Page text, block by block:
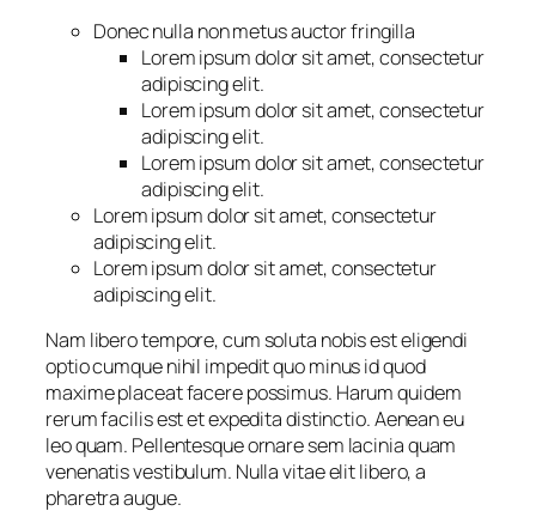
Donec nulla non metus auctor fringilla
Lorem ipsum dolor sit amet, consectetur
adipiscing elit.
Lorem ipsum dolor sit amet, consectetur
adipiscing elit.
Lorem ipsum dolor sit amet, consectetur
adipiscing elit.
Lorem ipsum dolor sit amet, consectetur
adipiscing elit.
Lorem ipsum dolor sit amet, consectetur
adipiscing elit.
Nam libero tempore, cum soluta nobis est eligendi
optio cumque nihil impedit quo minus id quod
maxime placeat facere possimus. Harum quidem
rerum facilis est et expedita distinctio. Aenean eu
leo quam. Pellentesque ornare sem lacinia quam
venenatis vestibulum. Nulla vitae elit libero, a
pharetra augue.